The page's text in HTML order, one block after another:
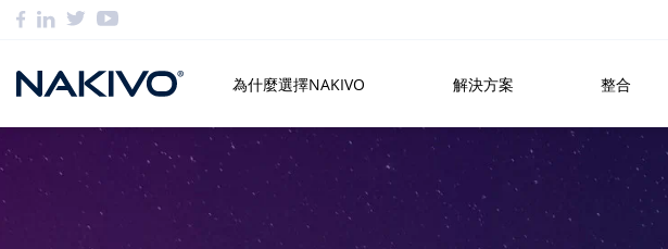
為什麼選擇NAKIVO 解決方案 整合